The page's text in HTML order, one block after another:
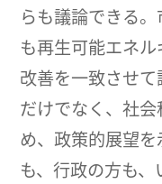
らも議論できる
も再生可能エネ
改善を一致させ
だけでなく、社
め、政策的展望
も、行政の方も